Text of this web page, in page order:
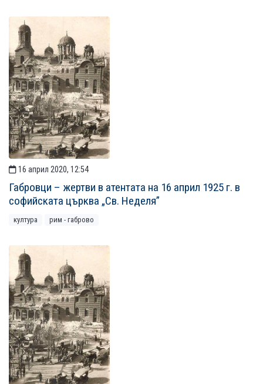
16 април 2020, 12:54
Габровци – жертви в атентата на 16 април 1925 г. в
софийската църква „Св. Неделя”
култура рим - габрово